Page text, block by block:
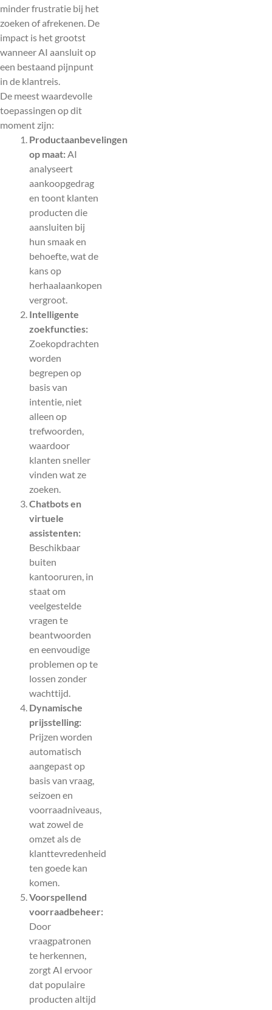
minder frustratie bij het
zoeken of afrekenen. De
impact is het grootst
wanneer AI aansluit op
een bestaand pijnpunt
in de klantreis.
De meest waardevolle
toepassingen op dit
moment zijn:
Productaanbevelingen
op maat:AI
analyseert
aankoopgedrag
en toont klanten
producten die
aansluiten bij
hun smaak en
behoefte, wat de
kans op
herhaalaankopen
vergroot.
Intelligente
zoekfuncties:
Zoekopdrachten
worden
begrepen op
basis van
intentie, niet
alleen op
trefwoorden,
waardoor
klanten sneller
vinden wat ze
zoeken.
Chatbots en
virtuele
assistenten:
Beschikbaar
buiten
kantooruren, in
staat om
veelgestelde
vragen te
beantwoorden
en eenvoudige
problemen op te
lossen zonder
wachttijd.
Dynamische
prijsstelling:
Prijzen worden
automatisch
aangepast op
basis van vraag,
seizoen en
voorraadniveaus,
wat zowel de
omzet als de
klanttevredenheid
ten goede kan
komen.
Voorspellend
voorraadbeheer:
Door
vraagpatronen
te herkennen,
zorgt AI ervoor
dat populaire
producten altijd